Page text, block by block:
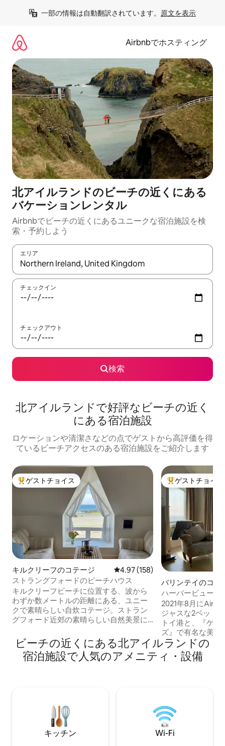
一部の情報は自動翻訳されています。 原文を表示
Airbnbでホスティング
北アイルランドのビーチの近くにある
バケーションレンタル
Airbnbでビーチの近くにあるユニークな宿泊施設を検
索・予約しよう
エリア
検索結果が表示されたら、上下の矢印キーを使って移動するか
チェックイン
チェックアウト
検索
北アイルランドで好評なビーチの近く
にある宿泊施設
ロケーションや清潔さなどの点でゲストから高評価を得
ているビーチアクセスのある宿泊施設をご紹介します
大好評のゲストチョイスです。
ゲストチョイス
キルクリーフのコテージ レビュー158件、5つ星中4.97つ
4.97 (158)
ストラングフォードのビーチハウス
キルクリーフビーチに位置する、波から
わずか数メートルの距離にある、ユニー
クで素晴らしい自炊コテージ。ストラン
グフォード近郊の素晴らしい自然美景に
居心地のよい1ベッドルームの宿泊施設で
は、ウォータースポーツ（特に水泳）、
ウォーキング、サイクリング、バードウ
らは素晴らしい海の景色をお楽しみいた
にあり、山、ゴルフコース、自然保護区
などにも簡単にアクセスできます。
大好評のゲスト
ゲストチョイス
バリンテイのコテ
ハーバービュー・
2021年8月に
ジャスな2ベッド
トイ港と、『ゲ
ズ』で有名な美し
しています。 広
イアンツ・コー
リーキャッスルま
Wi-Fi、55インチ
サイズベッド1台
バスタブ、パワー
ルーム、White
ビーチの近くにある北アイルランドの
宿泊施設で人気のアメニティ・設備
キッチン Wi-Fi